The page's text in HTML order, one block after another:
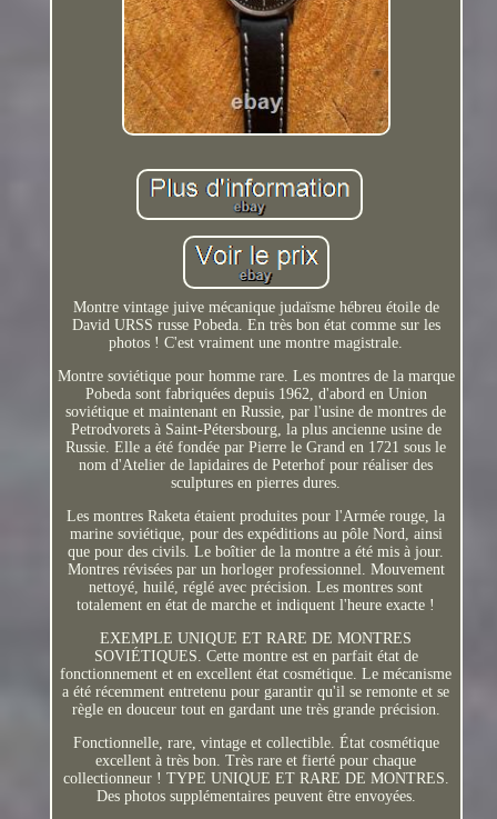
Montre vintage juive mécanique judaïsme hébreu étoile de
David URSS russe Pobeda. En très bon état comme sur les
photos ! C'est vraiment une montre magistrale.
Montre soviétique pour homme rare. Les montres de la marque
Pobeda sont fabriquées depuis 1962, d'abord en Union
soviétique et maintenant en Russie, par l'usine de montres de
Petrodvorets à Saint-Pétersbourg, la plus ancienne usine de
Russie. Elle a été fondée par Pierre le Grand en 1721 sous le
nom d'Atelier de lapidaires de Peterhof pour réaliser des
sculptures en pierres dures.
Les montres Raketa étaient produites pour l'Armée rouge, la
marine soviétique, pour des expéditions au pôle Nord, ainsi
que pour des civils. Le boîtier de la montre a été mis à jour.
Montres révisées par un horloger professionnel. Mouvement
nettoyé, huilé, réglé avec précision. Les montres sont
totalement en état de marche et indiquent l'heure exacte !
EXEMPLE UNIQUE ET RARE DE MONTRES
SOVIÉTIQUES. Cette montre est en parfait état de
fonctionnement et en excellent état cosmétique. Le mécanisme
a été récemment entretenu pour garantir qu'il se remonte et se
règle en douceur tout en gardant une très grande précision.
Fonctionnelle, rare, vintage et collectible. État cosmétique
excellent à très bon. Très rare et fierté pour chaque
collectionneur ! TYPE UNIQUE ET RARE DE MONTRES.
Des photos supplémentaires peuvent être envoyées.